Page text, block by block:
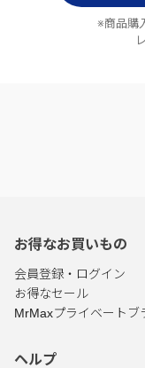
※商品購
お得なお買いもの
会員登録・ログイン
お得なセール
MrMaxプライベートブ
ヘルプ